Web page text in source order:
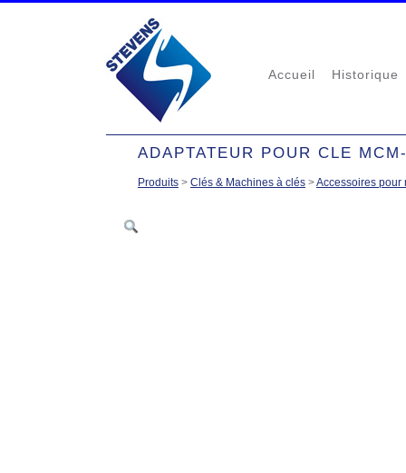
Accueil Historique
ADAPTATEUR POUR CLE
Produits > Clés & Machines à clés >Accessoires pour